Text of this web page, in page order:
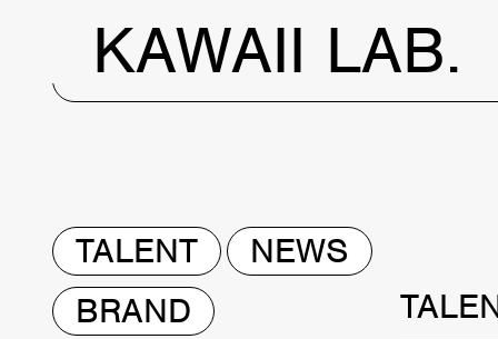
KAWAII LAB.
TALENT
NEWS
BRAND